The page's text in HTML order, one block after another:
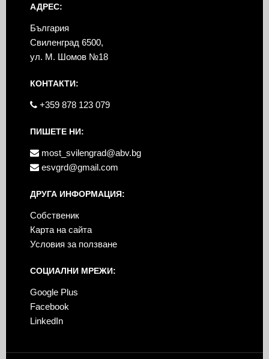
АДРЕС:
България
Свиленград 6500,
ул. М. Шомов №18
КОНТАКТИ:
+359 878 123 079
ПИШЕТЕ НИ:
most_svilengrad@abv.bg
esvgrd@gmail.com
ДРУГА ИНФОРМАЦИЯ:
Собственик
Карта на сайта
Условия за ползване
СОЦИАЛНИ МРЕЖИ:
Google Plus
Facebook
LinkedIn